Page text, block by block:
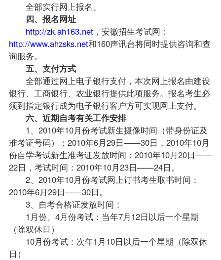
全部实行网上报名。
四、报名网址
http://zk.ah163.net，安徽招生考试网：
http://www.ahzsks.net和160声讯台将同时提供咨询和查
询服务。
五、支付方式
全部通过网上电子银行支付，本次网上报名由建设
银行、工商银行、农业银行提供此项服务。报名考生必
须到指定银行成为电子银行客户方可实现网上支付。
六、近期自考有关工作安排
1、2010年10月份考试新生摄像时间（带身份证及
准考证号码）：2010年6月29日——30日，2010年10月
份自学考试新生准考证发放时间：2010年10月20日——
22日，考试时间：2010年10月23日——24日。
2、2010年10月份考试网上订书考生取书时间：
2010年6月29日——30日。
3、自考合格证发放时间：
1月份、4月份考试：当年7月12日以后一个星期
（除双休日）
10月份考试：次年1月10日以后一个星期（除双休
日）